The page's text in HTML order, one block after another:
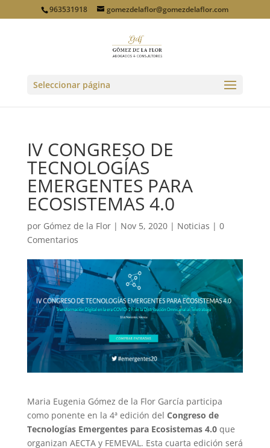
963531918 gomezdelaflor@gomezdelaflor.com
Seleccionar página
IV CONGRESO DE
TECNOLOGÍAS
EMERGENTES PARA
ECOSISTEMAS 4.0
por Gómez de la Flor| Nov 5, 2020| Noticias | 0
Comentarios
Maria Eugenia Gómez de la Flor García participa
como ponente en la 4ª edición del Congreso de
Tecnologías Emergentes para Ecosistemas 4.0que
organizan AECTA y FEMEVAL. Esta cuarta edición será